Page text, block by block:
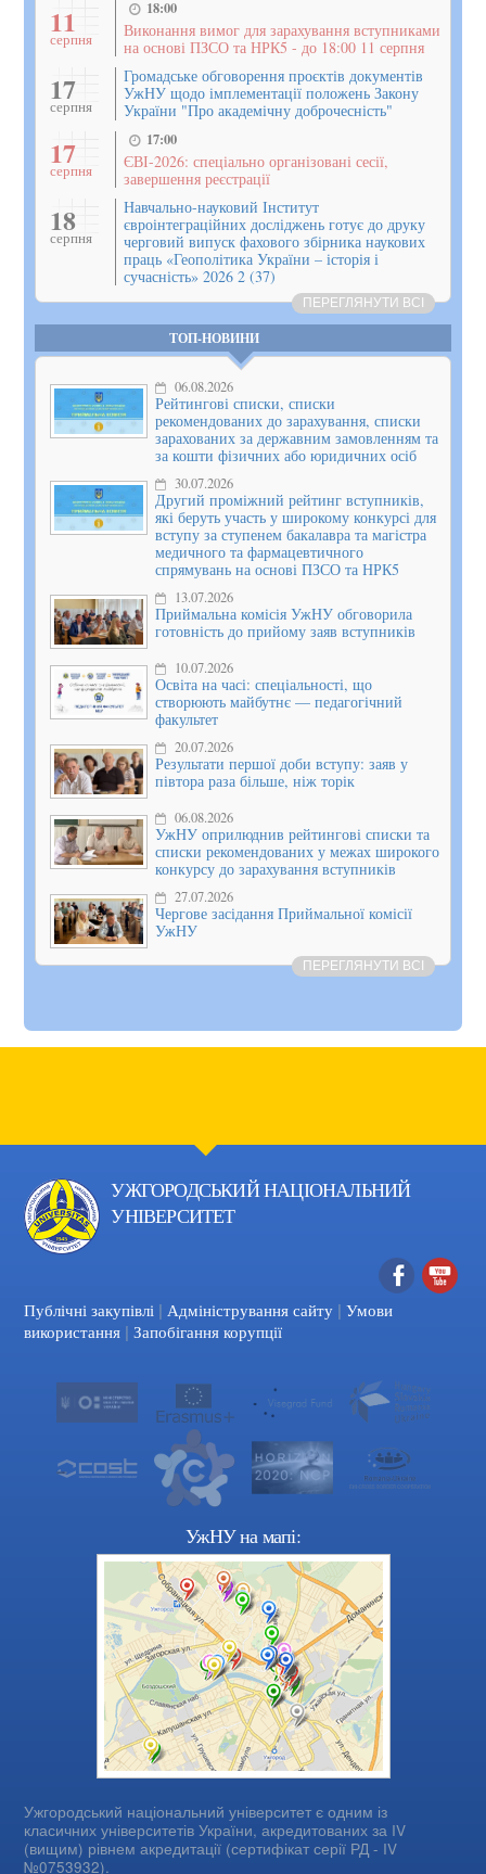
11
серпня
18:00
Виконання вимог для зарахування вступниками
на основі ПЗСО та НРК5 - до 18:00 11 серпня
17
серпня
Громадське обговорення проєктів документів
УжНУ щодо імплементації положень Закону
України "Про академічну доброчесність"
17
серпня
17:00
ЄВІ-2026: спеціально організовані сесії,
завершення реєстрації
18
серпня
Навчально-науковий Інститут
євроінтеграційних досліджень готує до друку
черговий випуск фахового збірника наукових
праць «Геополітика України – історія і
сучасність» 2026 2 (37)
ПЕРЕГЛЯНУТИ ВСІ
ТОП-НОВИНИ
06.08.2026
Рейтингові списки, списки
рекомендованих до зарахування, списки
зарахованих за державним замовленням та
за кошти фізичних або юридичних осіб
30.07.2026
Другий проміжний рейтинг вступників,
які беруть участь у широкому конкурсі для
вступу за ступенем бакалавра та магістра
медичного та фармацевтичного
спрямувань на основі ПЗСО та НРК5
13.07.2026
Приймальна комісія УжНУ обговорила
готовність до прийому заяв вступників
10.07.2026
Освіта на часі: спеціальності, що
створюють майбутнє — педагогічний
факультет
20.07.2026
Результати першої доби вступу: заяв у
півтора раза більше, ніж торік
06.08.2026
УжНУ оприлюднив рейтингові списки та
списки рекомендованих у межах широкого
конкурсу до зарахування вступників
27.07.2026
Чергове засідання Приймальної комісії
УжНУ
ПЕРЕГЛЯНУТИ ВСІ
УЖГОРОДСЬКИЙ НАЦІОНАЛЬНИЙ
УНІВЕРСИТЕТ
Facebook
Публічні закупівлі | Адміністрування сайту | Умови
використання | Запобігання корупції
УжНУ на мапі:
Ужгородський національний університет є одним із
класичних університетів України, акредитованих за IV
(вищим) рівнем акредитації (сертифікат серії РД - IV
№0753932).